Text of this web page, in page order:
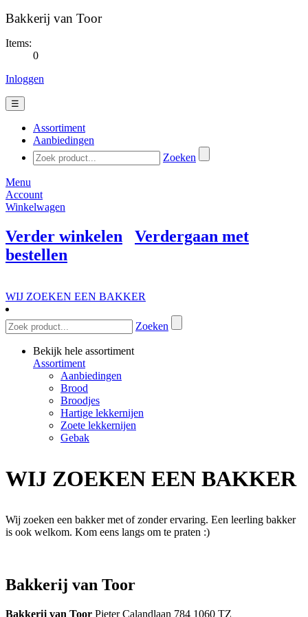
Bakkerij van Toor
Items:
0
Inloggen
☰
Assortiment
Aanbiedingen
Zoeken
Menu
Account
Winkelwagen
Verder winkelen
Verdergaan met
bestellen
WIJ ZOEKEN EEN BAKKER
Zoeken
Bekijk hele assortiment
Assortiment
Aanbiedingen
Brood
Broodjes
Hartige lekkernijen
Zoete lekkernijen
Gebak
WIJ ZOEKEN EEN BAKKER
Wij zoeken een bakker met of zonder ervaring. Een leerling bakker
is ook welkom. Kom eens langs om te praten :)
Bakkerij van Toor
Bakkerij van Toor Pieter Calandlaan 784 1060 TZ